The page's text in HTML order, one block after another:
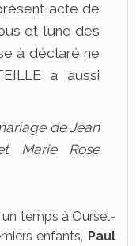
acte de
et l’une des
à déclaré ne
a aussi
de Jean
Marie Rose
temps à Oursel-
enfants, Paul